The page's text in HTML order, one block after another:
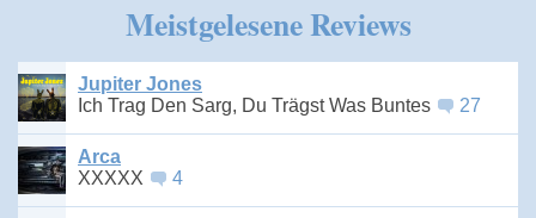
Meistgelesene Reviews
Jupiter Jones
Ich Trag Den Sarg, Du Trägst Was Buntes
27
Arca
XXXXX
4